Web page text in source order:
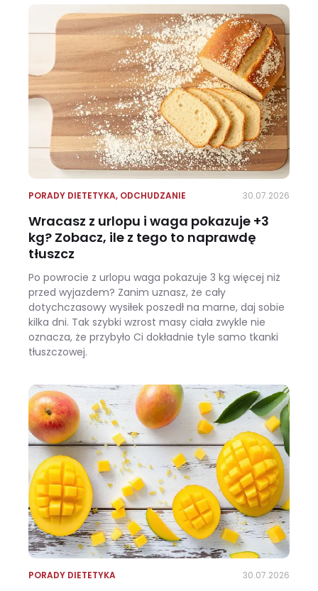
PORADY DIETETYKA, ODCHUDZANIE 30.07.2026
Wracasz z urlopu i waga pokazuje +3
kg? Zobacz, ile z tego to naprawdę
tłuszcz
Po powrocie z urlopu waga pokazuje 3 kg więcej niż
przed wyjazdem? Zanim uznasz, że cały
dotychczasowy wysiłek poszedł na marne, daj sobie
kilka dni. Tak szybki wzrost masy ciała zwykle nie
oznacza, że przybyło Ci dokładnie tyle samo tkanki
tłuszczowej.
PORADY DIETETYKA 30.07.2026